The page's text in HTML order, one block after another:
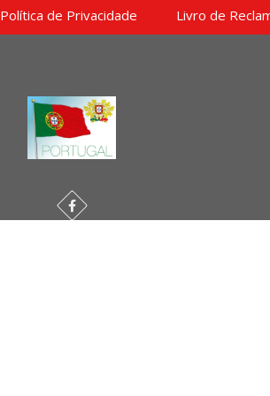
Política de Privacidade Livro de